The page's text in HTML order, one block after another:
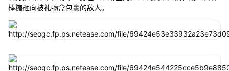
棒糖砸向被礼物盒包裹的敌人。